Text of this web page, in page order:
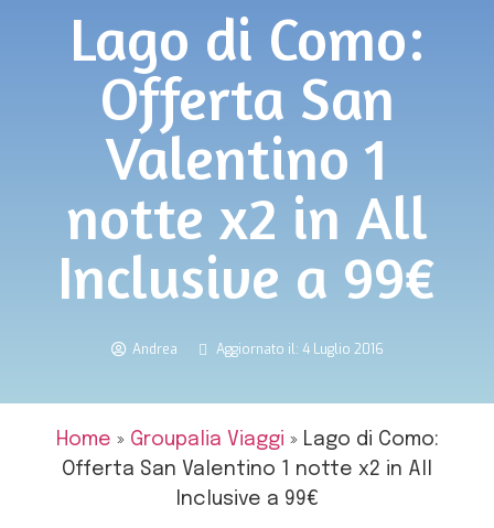
Lago di Como:
Offerta San
Valentino 1
notte x2 in All
Inclusive a 99€
Andrea Aggiornato il: 4 Luglio 2016
Home » Groupalia Viaggi » Lago di Como:
Offerta San Valentino 1 notte x2 in All
Inclusive a 99€